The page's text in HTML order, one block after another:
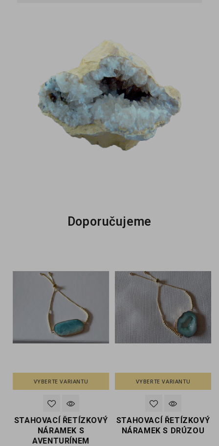
Doporučujeme
VYBERTE VARIANTU
STAHOVACÍ ŘETÍZKOVÝ
NÁRAMEK S
AVENTURÍNEM
VYBERTE VARIANTU
STAHOVACÍ ŘETÍZKOVÝ
NÁRAMEK S DRÚZOU